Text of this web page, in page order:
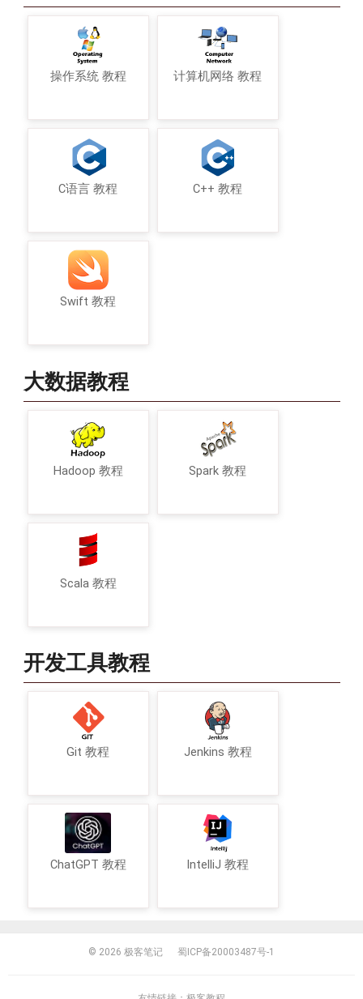
操作系统 教程 计算机网络 教程
C语言 教程 C++ 教程
Swift 教程
大数据教程
Hadoop 教程 Spark 教程
Scala 教程
开发工具教程
Git 教程 Jenkins 教程
ChatGPT 教程 IntelliJ 教程
© 2026 极客笔记 蜀ICP备20003487号-1